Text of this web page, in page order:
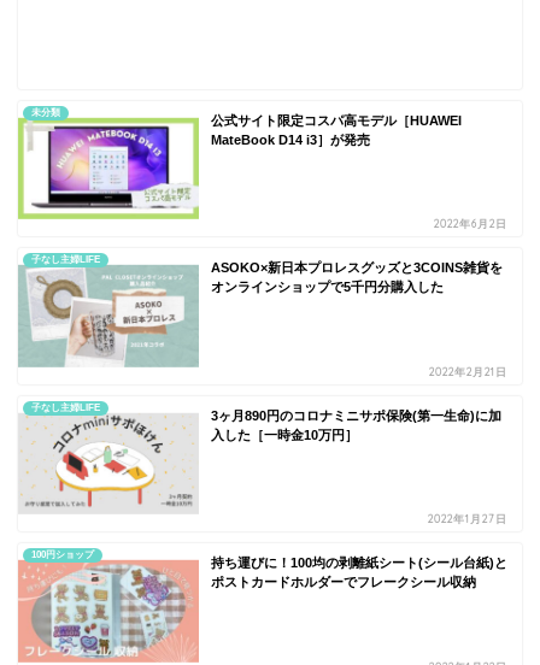
未分類
公式サイト限定コスパ高モデル［HUAWEI
MateBook D14 i3］が発売
2022年6月2日
子なし主婦LIFE
ASOKO×新日本プロレスグッズと3COINS雑貨を
オンラインショップで5千円分購入した
2022年2月21日
子なし主婦LIFE
3ヶ月890円のコロナミニサポ保険(第一生命)に加
入した［一時金10万円］
2022年1月27日
100円ショップ
持ち運びに！100均の剥離紙シート(シール台紙)と
ポストカードホルダーでフレークシール収納